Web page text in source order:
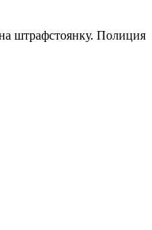
штрафстоянку. Полиция